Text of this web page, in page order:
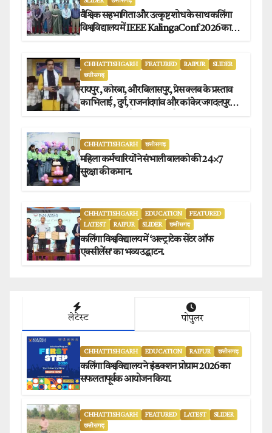
वैश्विक सहभागिता और उत्कृष्ट शोध के साथ कलिंगा
विश्वविद्यालय में IEEE KalingaConf 2026 का
CHHATTISHGARH FEATURED RAIPUR
SLIDER
छत्तीसगढ़
रायपुर , कोरबा, और बिलासपुर, प्रेस क्लब के प्रस्ताव
का भिलाई , दुर्ग, राजनांदगांव और कांकेर जगदलपुर
CHHATTISHGARH छत्तीसगढ़
महिला कर्मचारियों ने संभाली बालको की 24×7
सुरक्षा की कमान.
CHHATTISHGARH EDUCATION
FEATURED
LATEST
RAIPUR SLIDER छत्तीसगढ़
कलिंगा विश्वविद्यालय में ‘अल्ट्राटेक सेंटर ऑफ
एक्सीलेंस’ का भव्य उद्घाटन.
लेटेस्ट पोपुलर
CHHATTISHGARH EDUCATION RAIPUR छत्तीसगढ़
कलिंगा विश्वविद्यालय ने इंडक्शन प्रोग्राम 2026 का
सफलतापूर्वक आयोजन किया.
CHHATTISHGARH FEATURED LATEST
SLIDER
छत्तीसगढ़